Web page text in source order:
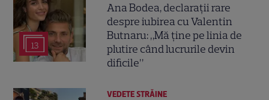
13
Ana Bodea, declarații rare
despre iubirea cu Valentin
Butnaru: „Mă ține pe linia de
plutire când lucrurile devin
dificile”
VEDETE STRĂINE